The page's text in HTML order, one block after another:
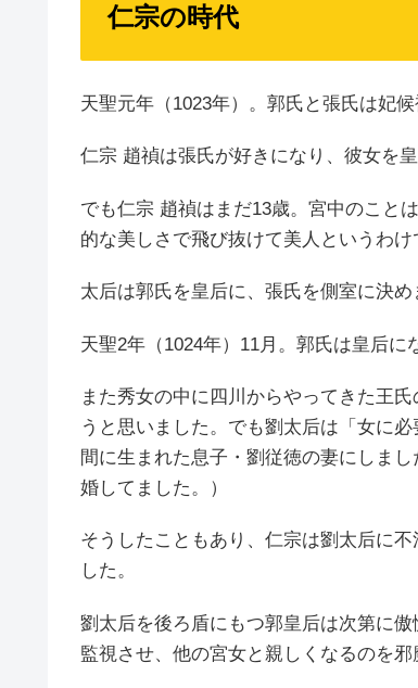
仁宗の時代
天聖元年（1023年）。郭氏と張氏は妃
仁宗 趙禎は張氏が好きになり、彼女を
でも仁宗 趙禎はまだ13歳。宮中のこと
的な美しさで飛び抜けて美人というわけ
太后は郭氏を皇后に、張氏を側室に決め
天聖2年（1024年）11月。郭氏は皇后に
また秀女の中に四川からやってきた王
うと思いました。でも劉太后は「女に
間に生まれた息子・劉従徳の妻にしま
婚してました。）
そうしたこともあり、仁宗は劉太后に
した。
劉太后を後ろ盾にもつ郭皇后は次第に
監視させ、他の宮女と親しくなるのを邪